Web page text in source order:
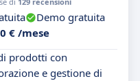
Demo gratuita
€ /mese
prodotti con
e gestione di